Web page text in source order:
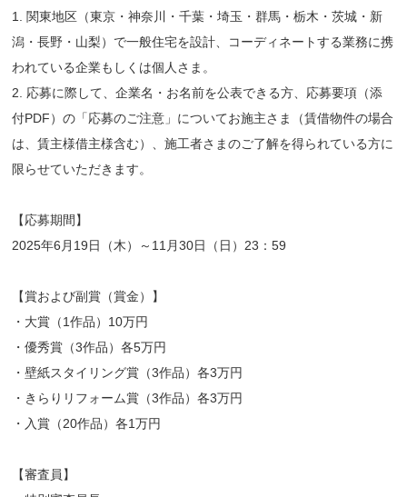
1. 関東地区（東京・神奈川・千葉・埼玉・群馬・栃木・茨城・新
潟・長野・山梨）で一般住宅を設計、コーディネートする業務に携
われている企業もしくは個人さま。
2. 応募に際して、企業名・お名前を公表できる方、応募要項（添
付PDF）の「応募のご注意」についてお施主さま（賃借物件の場合
は、賃主様借主様含む）、施工者さまのご了解を得られている方に
限らせていただきます。
【応募期間】
2025年6月19日（木）～11月30日（日）23：59
【賞および副賞（賞金）】
・大賞（1作品）10万円
・優秀賞（3作品）各5万円
・壁紙スタイリング賞（3作品）各3万円
・きらりリフォーム賞（3作品）各3万円
・入賞（20作品）各1万円
【審査員】